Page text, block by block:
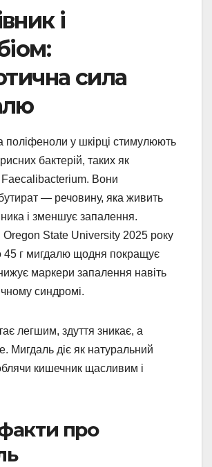
і
сила
поліфеноли у шкірці стимулюють
бактерій, таких як
Faecalibacterium. Вони
— речовину, яка живить
і зменшує запалення.
State University 2025 року
45 г мигдалю щодня покращує
маркери запалення навіть
синдромі.
легшим, здуття зникає, а
Мигдаль діє як натуральний
кишечник щасливим і
факти про